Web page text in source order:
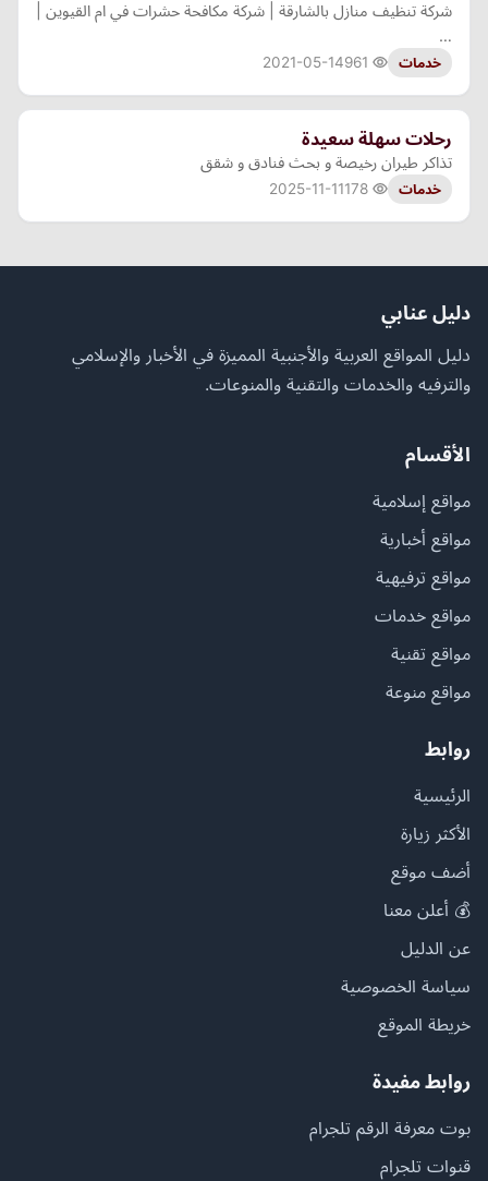
شركة تنظيف منازل بالشارقة | شركة مكافحة حشرات في ام القيوين |
…
خدمات 2021-05-14
رحلات سهلة سعيدة
تذاكر طيران رخيصة و بحث فنادق و شقق
خدمات 2025-11-11
دليل عنابي
دليل المواقع العربية والأجنبية المميزة في الأخبار والإسلامي
والترفيه والخدمات والتقنية والمنوعات.
الأقسام
مواقع إسلامية
مواقع أخبارية
مواقع ترفيهية
مواقع خدمات
مواقع تقنية
مواقع منوعة
روابط
الرئيسية
الأكثر زيارة
أضف موقع
💰 أعلن معنا
عن الدليل
سياسة الخصوصية
خريطة الموقع
روابط مفيدة
بوت معرفة الرقم تلجرام
قنوات تلجرام